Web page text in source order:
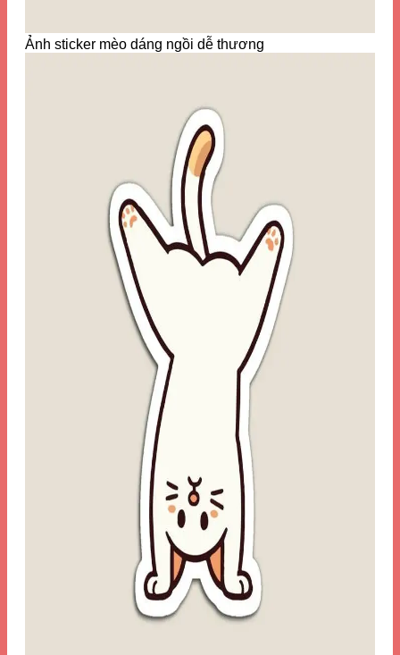
Ảnh sticker mèo dáng ngồi dễ thương